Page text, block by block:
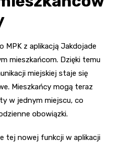
MPK z aplikacją Jakdojade
mieszkańcom. Dzięki temu
miejskiej staje się
Mieszkańcy mogą teraz
w jednym miejscu, co
obowiązki.
tej nowej funkcji w aplikacji